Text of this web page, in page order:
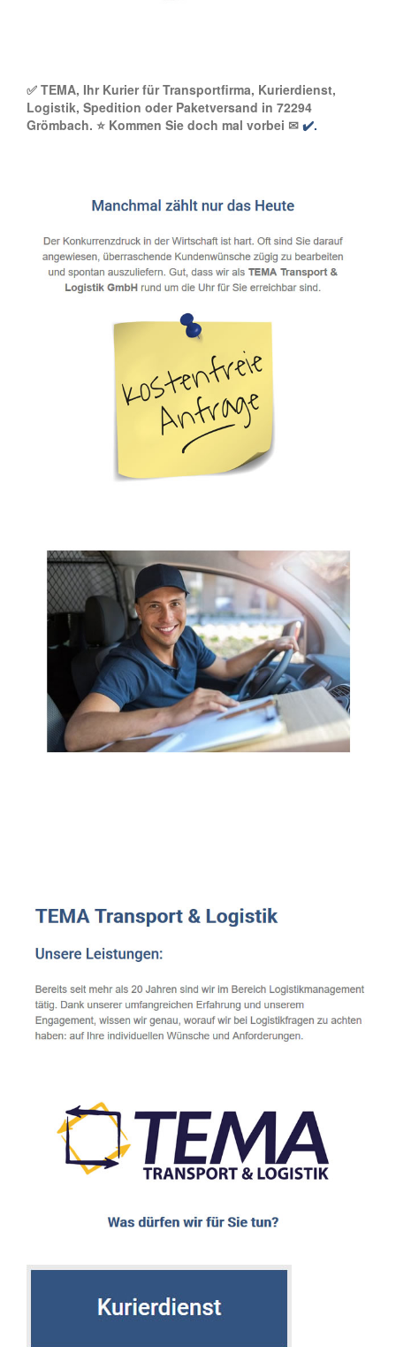
✅ TEMA, Ihr Kurier für Transportfirma, Kurierdienst,
Logistik, Spedition oder Paketversand in 72294
Grömbach. ⭐ Kommen Sie doch mal vorbei ✉ ✔️.